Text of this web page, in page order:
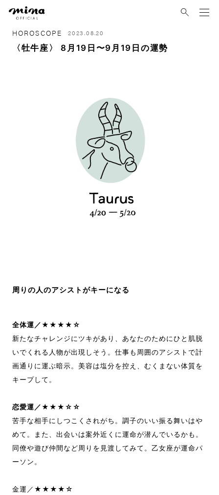
HOROSCOPE 2023.08.20
〈牡牛座〉 8月19日〜9月19日の運勢
周りの人のアシストがキーになる
全体運／★★★★☆
新たなチャレンジにツキがあり、あなたのためにひと肌脱
いでくれる人物が出現しそう。仕事も周囲のアシストで計
画通りに運ぶ暗示。美容は塩分を控え、むくまない体質を
キープして。
恋愛運／★★★☆☆
苦手な相手にしつこくされがち。調子のいい振る舞いはや
めて。また、出会いは案外近くに運命が潜んでいるかも。
同僚や遊び仲間など周りを見渡してみて。乙女座が運命パ
ーソン。
金運／★★★★☆